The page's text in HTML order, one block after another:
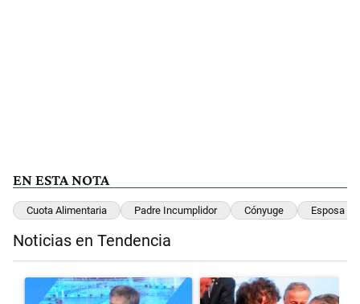
EN ESTA NOTA
Cuota Alimentaria Padre Incumplidor Cónyuge Esposa
Noticias en Tendencia
Un artículo de tendencia con el título "El Banco Central no pudo
Un artículo de tendencia con el